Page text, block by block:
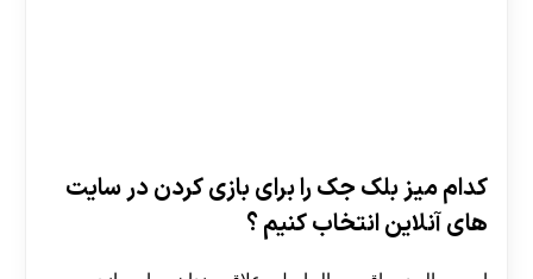
کدام میز بلک جک را برای بازی کردن در سایت
های آنلاین انتخاب کنیم ؟